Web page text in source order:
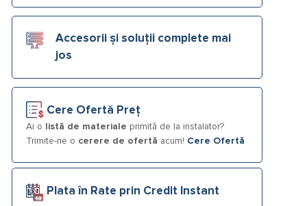
Accesorii și soluții complete mai
jos
Cere Ofertă Preț
Ai o listă de materiale primită de la instalator?
Trimite-ne o cerere de ofertă acum! Cere Ofertă
Plata în Rate prin Credit Instant